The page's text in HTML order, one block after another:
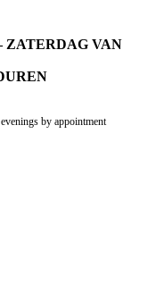
ZATERDAG VAN
by appointment